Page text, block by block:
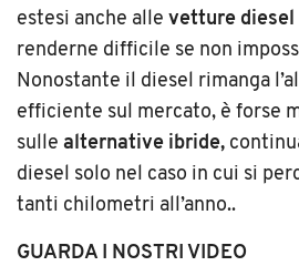
estesi anche alle vetture diesel
renderne difficile se non
Nonostante il diesel rimanga
efficiente sul mercato, è forse
sulle alternative ibride,
diesel solo nel caso in cui si
tanti chilometri all’anno..
GUARDA I NOSTRI VIDEO